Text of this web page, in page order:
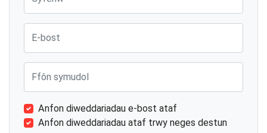
Anfon diweddariadau e-bost ataf
Anfon diweddariadau ataf trwy neges destun